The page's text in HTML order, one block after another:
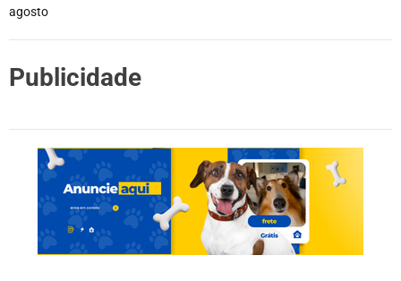
agosto
Publicidade